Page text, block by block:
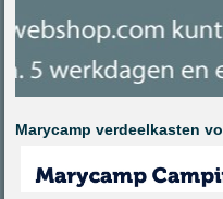
Marycamp verdeelkasten